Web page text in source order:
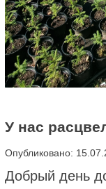
У нас
Опубликовано:
Добрый день